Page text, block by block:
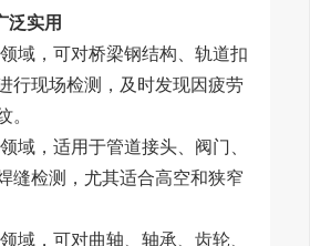
泛实用
域，可对桥梁钢结构、轨道扣
行现场检测，及时发现因疲劳
。
域，适用于管道接头、阀门、
缝检测，尤其适合高空和狭窄
域，可对曲轴、轴承、齿轮、